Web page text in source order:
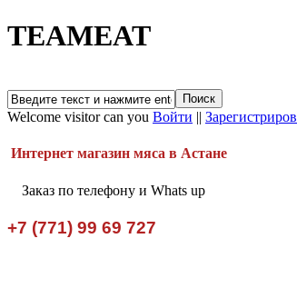
TEAMEAT
Welcome visitor can you Войти ||
Интернет магазин мяса в Астане
Заказ по телефону и Whats up
+7 (771) 99 69 727